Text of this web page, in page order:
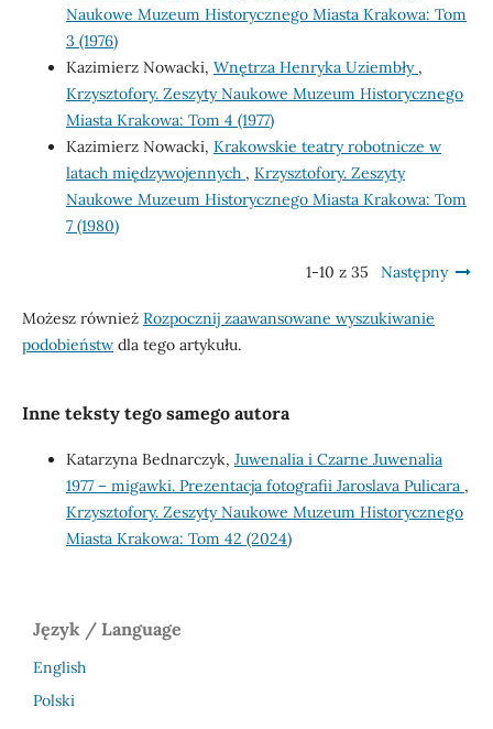
Naukowe Muzeum Historycznego Miasta Krakowa: Tom
3 (1976)
Kazimierz Nowacki, Wnętrza Henryka Uziembły ,
Krzysztofory. Zeszyty Naukowe Muzeum Historycznego
Miasta Krakowa: Tom 4 (1977)
Kazimierz Nowacki, Krakowskie teatry robotnicze w
latach międzywojennych , Krzysztofory. Zeszyty
Naukowe Muzeum Historycznego Miasta Krakowa: Tom
7 (1980)
1-10 z 35 Następny
Możesz również Rozpocznij zaawansowane wyszukiwanie
podobieństwdla tego artykułu.
Inne teksty tego samego autora
Katarzyna Bednarczyk, Juwenalia i Czarne Juwenalia
1977 – migawki. Prezentacja fotografii Jaroslava Pulicara ,
Krzysztofory. Zeszyty Naukowe Muzeum Historycznego
Miasta Krakowa: Tom 42 (2024)
Język / Language
English
Polski